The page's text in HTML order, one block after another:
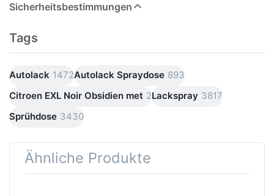
Sicherheitsbestimmungen
Tags
Autolack 1472Autolack Spraydose 893
Citroen EXL Noir Obsidien met 2Lackspray 3817
Sprühdose 3430
Ähnliche Produkte